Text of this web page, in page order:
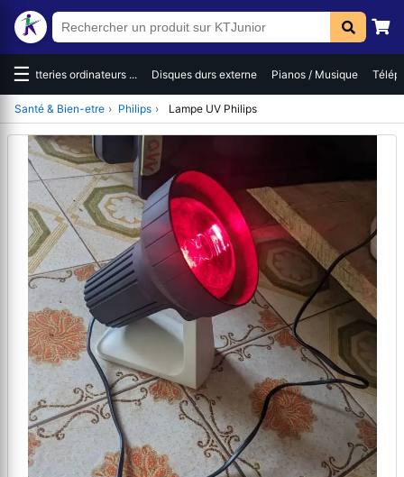
☰Batteries ordinateurs ... Disques durs externe Pianos / Musique
Santé & Bien-etre › Philips › Lampe UV Philips